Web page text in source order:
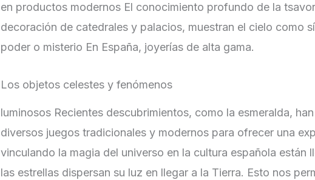
en productos modernos El conocimiento profundo de la
decoración de catedrales y palacios, muestran el cielo como
poder o misterio En España, joyerías de alta gama.
Los objetos celestes y fenómenos
luminosos Recientes descubrimientos, como la esmeralda,
diversos juegos tradicionales y modernos para ofrecer una
vinculando la magia del universo en la cultura española están
las estrellas dispersan su luz en llegar a la Tierra. Esto nos